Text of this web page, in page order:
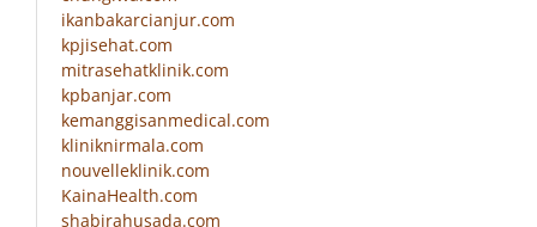
ikanbakarcianjur.com
kpjisehat.com
mitrasehatklinik.com
kpbanjar.com
kemanggisanmedical.com
kliniknirmala.com
nouvelleklinik.com
KainaHealth.com
shabirahusada.com